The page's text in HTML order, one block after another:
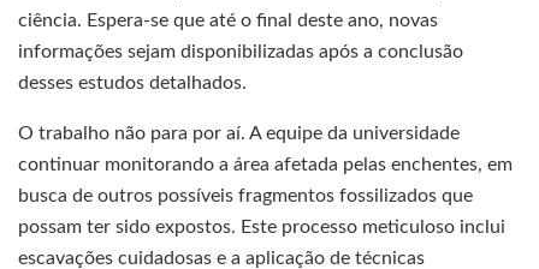
ciência. Espera-se que até o final deste ano, novas
informações sejam disponibilizadas após a conclusão
desses estudos detalhados.
O trabalho não para por aí. A equipe da universidade
continuar monitorando a área afetada pelas enchentes, em
busca de outros possíveis fragmentos fossilizados que
possam ter sido expostos. Este processo meticuloso inclui
escavações cuidadosas e a aplicação de técnicas